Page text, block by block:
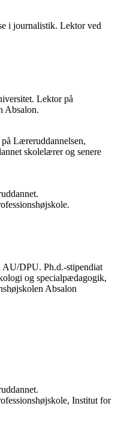
i journalistik. Lektor ved
Lektor på
Absalon.
Læreruddannelsen,
skolelærer og senere
DPU. Ph.d.-stipendiat
og specialpædagogik,
Absalon
Institut for